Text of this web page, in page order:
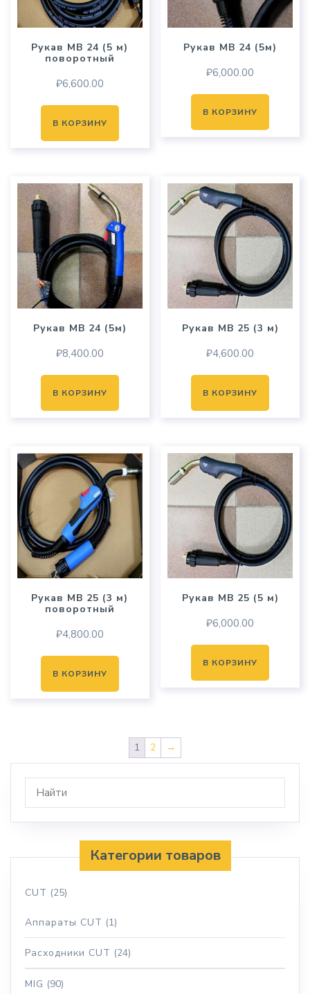
Рукав MB 24 (5 м)
поворотный
₽6,600.00
В КОРЗИНУ
Рукав MB 24 (5м)
₽6,000.00
В КОРЗИНУ
Рукав MB 24 (5м)
₽8,400.00
В КОРЗИНУ
Рукав MB 25 (3 м)
₽4,600.00
В КОРЗИНУ
Рукав MB 25 (3 м)
поворотный
₽4,800.00
В КОРЗИНУ
Рукав MB 25 (5 м)
₽6,000.00
В КОРЗИНУ
1 2 →
Категории товаров
CUT (25)
Аппараты CUT (1)
Расходники CUT (24)
MIG (90)